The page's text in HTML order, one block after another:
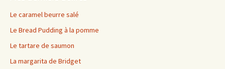
Le caramel beurre salé
Le Bread Pudding à la pomme
Le tartare de saumon
La margarita de Bridget